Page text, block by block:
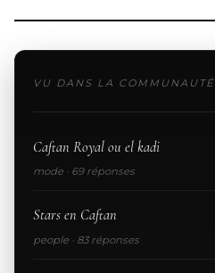
VU DANS LA COMMUNAUTÉ
Caftan Royal ou el kadi
mode · 69 réponses
Stars en Caftan
people · 83 réponses